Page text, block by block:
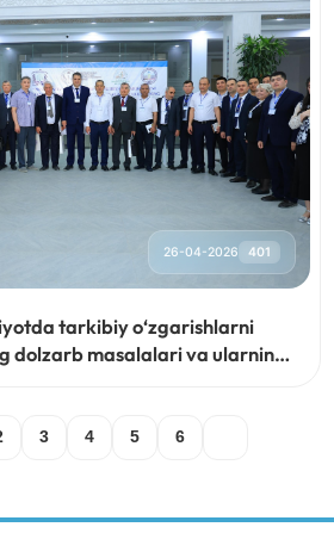
26-04-2026 401
tarkibiy o‘zgarishlarni
dolzarb masalalari va ularning
3 4 5 6